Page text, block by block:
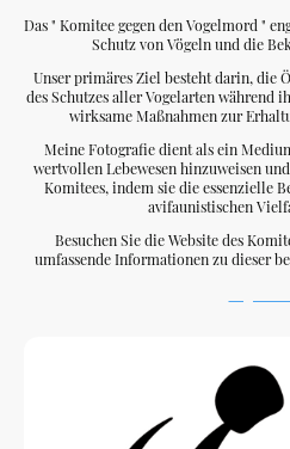
Das " Komitee gegen den Vogelmord "
Schutz von Vögeln und die
Unser primäres Ziel besteht darin, die
des Schutzes aller Vogelarten
wirksame Maßnahmen zur
Meine Fotografie dient als ein
wertvollen Lebewesen hinzuweisen
Komitees, indem sie die essenzielle
avifaunistischen
Besuchen Sie die Website des
umfassende Informationen zu dieser